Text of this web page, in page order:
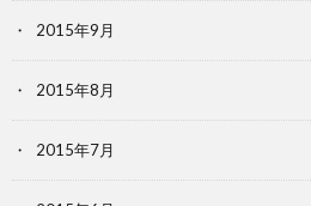
2015年9月
2015年8月
2015年7月